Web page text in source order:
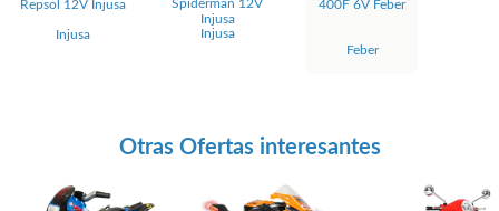
Repsol 12V Injusa
Injusa
Spiderman 12V
Injusa
Injusa
400F 6V Feber
Feber
Otras Ofertas interesantes